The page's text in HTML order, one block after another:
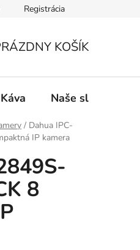
Registrácia
KOŠÍK
Káva Naše služby
/ Dahua IPC-
IP kamera
8